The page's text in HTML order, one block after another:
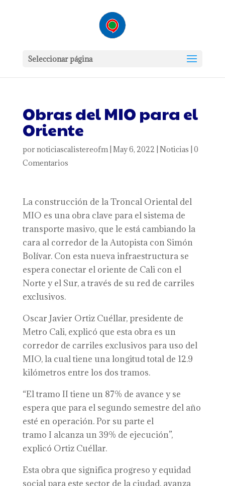
Seleccionar página
Obras del MIO para el
Oriente
por noticiascalistereofm| May 6, 2022 Noticias 0
Comentarios
La construcción de la Troncal Oriental del
MIO es una obra clave para el sistema de
transporte masivo, que le está cambiando la
cara al corredor de la Autopista con Simón
Bolívar. Con esta nueva infraestructura se
espera conectar el oriente de Cali con el
Norte y el Sur, a través de su red de carriles
exclusivos.
Oscar Javier Ortiz Cuéllar, presidente de
Metro Cali, explicó que esta obra es un
corredor de carriles exclusivos para uso del
MIO, la cual tiene una longitud total de 12.9
kilómetros entre los dos tramos.
“El tramo II tiene un 87% de avance y se
espera que para el segundo semestre del año
esté en operación. Por su parte el
tramo I alcanza un 39% de ejecución”,
explicó Ortiz Cuéllar.
Esta obra que significa progreso y equidad
social para este sector de la ciudad, avanza